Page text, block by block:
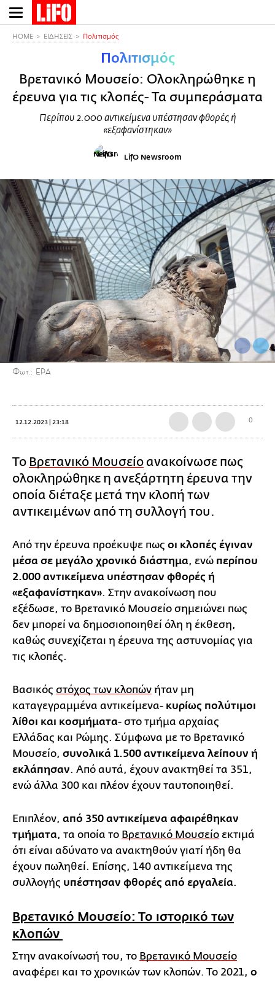
Παράκαμψη
προς
HOME ΕΙΔΗΣΕΙΣ Πολιτισμός
Πολιτισμός
Βρετανικό Μουσείο: Ολοκληρώθηκε η
έρευνα για τις κλοπές- Τα συμπεράσματα
Περίπου 2.000 αντικείμενα υπέστησαν φθορές ή
«εξαφανίστηκαν»
LifO Newsroom
Φωτ.: EPA
12.12.2023 | 23:18 0
Το Βρετανικό Μουσείο ανακοίνωσε πως
ολοκληρώθηκε η ανεξάρτητη έρευνα την
οποία διέταξε μετά την κλοπή των
αντικειμένων από τη συλλογή του.
Από την έρευνα προέκυψε πως οι κλοπές έγιναν
μέσα σε μεγάλο χρονικό διάστημα, ενώ περίπου
2.000 αντικείμενα υπέστησαν φθορές ή
«εξαφανίστηκαν». Στην ανακοίνωση που
εξέδωσε, το Βρετανικό Μουσείο σημειώνει πως
δεν μπορεί να δημοσιοποιηθεί όλη η έκθεση,
καθώς συνεχίζεται η έρευνα της αστυνομίας για
τις κλοπές.
Βασικός στόχος των κλοπών ήταν μη
καταγεγραμμένα αντικείμενα- κυρίως πολύτιμοι
λίθοι και κοσμήματα- στο τμήμα αρχαίας
Ελλάδας και Ρώμης. Σύμφωνα με το Βρετανικό
Μουσείο, συνολικά 1.500 αντικείμενα λείπουν ή
εκλάπησαν. Από αυτά, έχουν ανακτηθεί τα 351,
ενώ άλλα 300 και πλέον έχουν ταυτοποιηθεί.
Επιπλέον, από 350 αντικείμενα αφαιρέθηκαν
τμήματα, τα οποία το Βρετανικό Μουσείο εκτιμά
ότι είναι αδύνατο να ανακτηθούν γιατί ήδη θα
έχουν πωληθεί. Επίσης, 140 αντικείμενα της
συλλογής υπέστησαν φθορές από εργαλεία.
Βρετανικό Μουσείο: Το ιστορικό των
κλοπών
Στην ανακοίνωσή του, το Βρετανικό Μουσείο
αναφέρει και το χρονικών των κλοπών. Το 2021, ο